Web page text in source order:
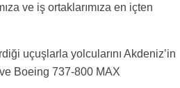
ve iş ortaklarımıza en içten
uçuşlarla yolcularını Akdeniz’in
Boeing 737-800 MAX